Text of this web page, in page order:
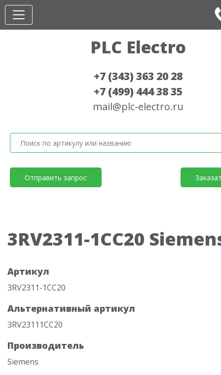
PLC Electro
+7 (343) 363 20 28
+7 (499) 444 38 35
mail@plc-electro.ru
Отправить запрос
3RV2311-1CC20
Артикул
3RV2311-1CC20
Альтернативный артикул
3RV23111CC20
Производитель
Siemens